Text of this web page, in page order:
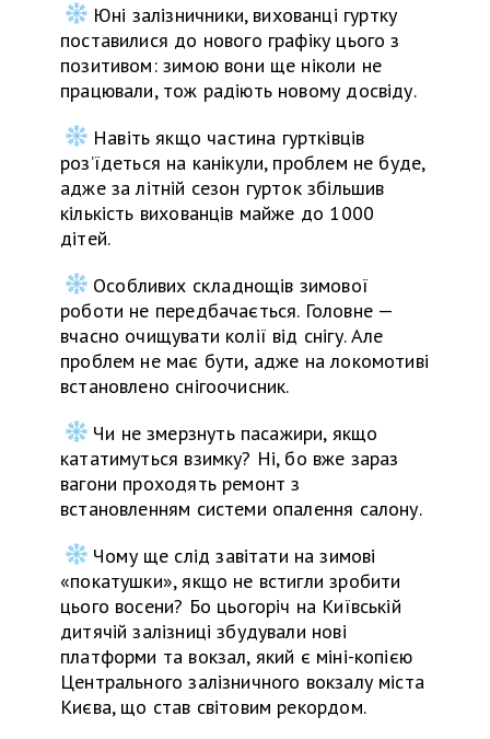
Юні залізничники, вихованці гуртку
поставилися до нового графіку цього з
позитивом: зимою вони ще ніколи не
працювали, тож радіють новому досвіду.
Навіть якщо частина гуртківців
роз’їдеться на канікули, проблем не буде,
адже за літній сезон гурток збільшив
кількість вихованців майже до 1000
дітей.
Особливих складнощів зимової
роботи не передбачається. Головне —
вчасно очищувати колії від снігу. Але
проблем не має бути, адже на локомотиві
встановлено снігоочисник.
Чи не змерзнуть пасажири, якщо
кататимуться взимку? Ні, бо вже зараз
вагони проходять ремонт з
встановленням системи опалення салону.
Чому ще слід завітати на зимові
«покатушки», якщо не встигли зробити
цього восени? Бо цьогоріч на Київській
дитячій залізниці збудували нові
платформи та вокзал, який є міні-копією
Центрального залізничного вокзалу міста
Києва, що став світовим рекордом.